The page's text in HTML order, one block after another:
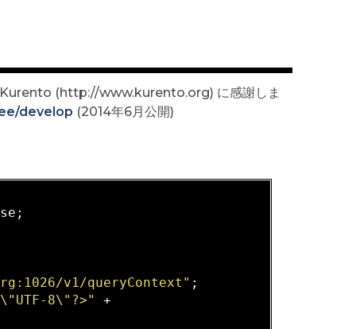
(http://www.kurento.org) に感謝しま
develop (2014年6月公開)
v1/queryContext" ;
8\"?>"
+